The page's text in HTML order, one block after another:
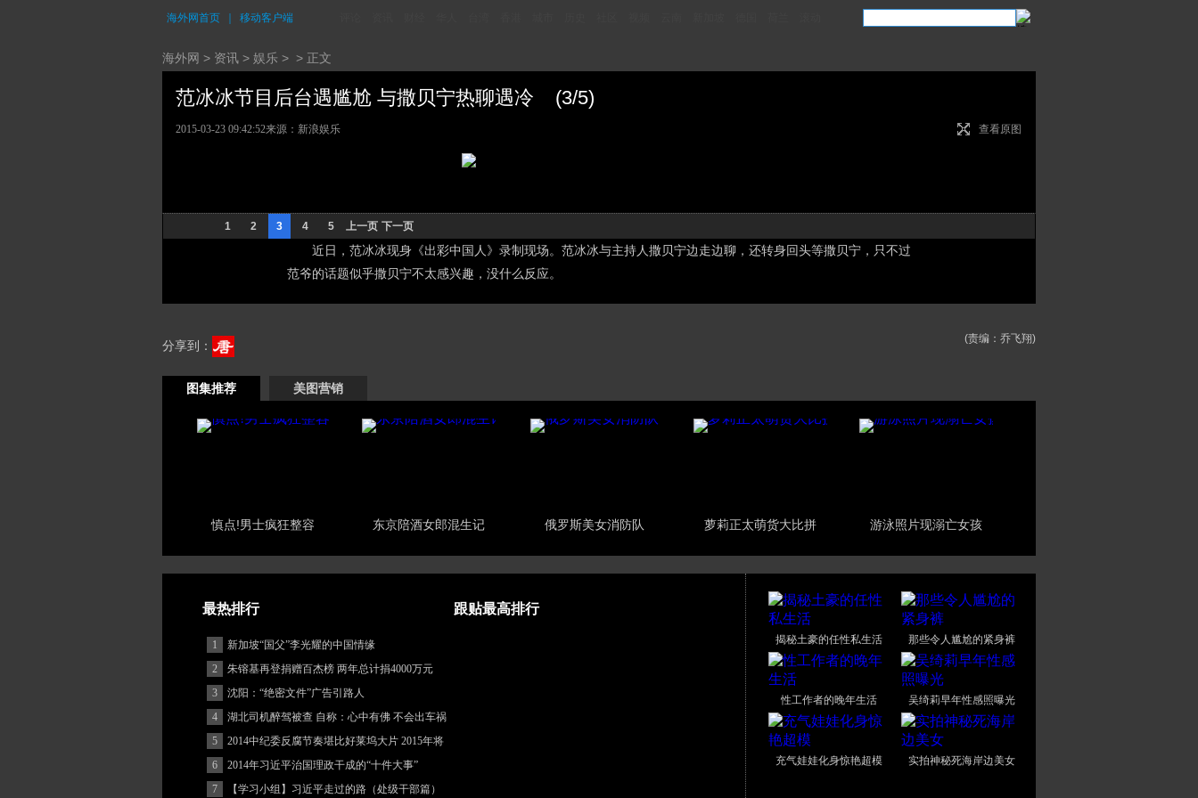
海外网首页 移动客户端
海外网 > 资讯 > 娱乐 > > 正文
范冰冰节目后台遇尴尬 与撒贝宁热聊遇冷 (3/5)
查看原图
2015-03-23 09:42:52来源：新浪娱乐
1 2 3 4 5 上一页 下一页
近日，范冰冰现身《出彩中国人》录制现场。范冰冰与主持人撒贝宁边走边聊，还转身回头等撒贝宁，只不过
范爷的话题似乎撒贝宁不太感兴趣，没什么反应。
(责编：乔飞翔)
分享到：
图集推荐 美图营销
慎点!男士疯狂整容 东京陪酒女郎混生记 俄罗斯美女消防队 萝莉正太萌货大比拼 游泳照片现溺亡女孩
最热排行 跟贴最高排行
1
新加坡“国父”李光耀的中国情缘
2
朱镕基再登捐赠百杰榜 两年总计捐4000万元
3
沈阳：“绝密文件”广告引路人
4
湖北司机醉驾被查 自称：心中有佛 不会出车祸
(图)
5
2014中纪委反腐节奏堪比好莱坞大片 2015年将
更忙
6
2014年习近平治国理政干成的“十件大事”
7
【学习小组】习近平走过的路（处级干部篇）
揭秘土豪的任性私生活 那些令人尴尬的紧身裤
性工作者的晚年生活 吴绮莉早年性感照曝光
充气娃娃化身惊艳超模 实拍神秘死海岸边美女